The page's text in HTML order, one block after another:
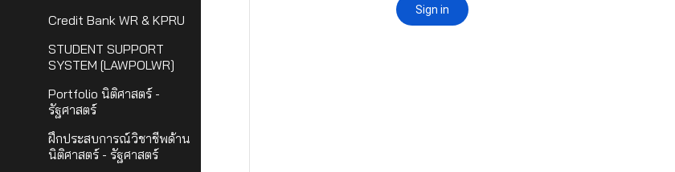
Credit Bank WR & KPRU
STUDENT SUPPORT
SYSTEM [LAWPOLWR]
Portfolio นิติศาสตร์ -
รัฐศาสตร์
ฝึกประสบการณ์วิชาชีพด้าน
นิติศาสตร์ - รัฐศาสตร์